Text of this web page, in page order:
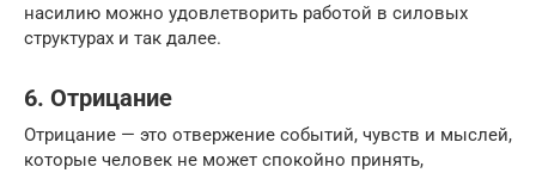
насилию можно удовлетворить работой в силовых
структурах и так далее.
6. Отрицание
Отрицание — это отвержение событий, чувств и мыслей,
которые человек не может спокойно принять,